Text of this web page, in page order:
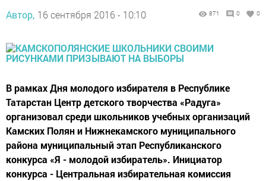
Автор, 16 сентября 2016 - 10:10 871 0 0
В рамках Дня молодого избирателя в Республике
Татарстан Центр детского творчества «Радуга»
организовал среди школьников учебных организаций
Камских Полян и Нижнекамского муниципального
района муниципальный этап Республиканского
конкурса «Я - молодой избиратель». Инициатор
конкурса - Центральная избирательная комиссия